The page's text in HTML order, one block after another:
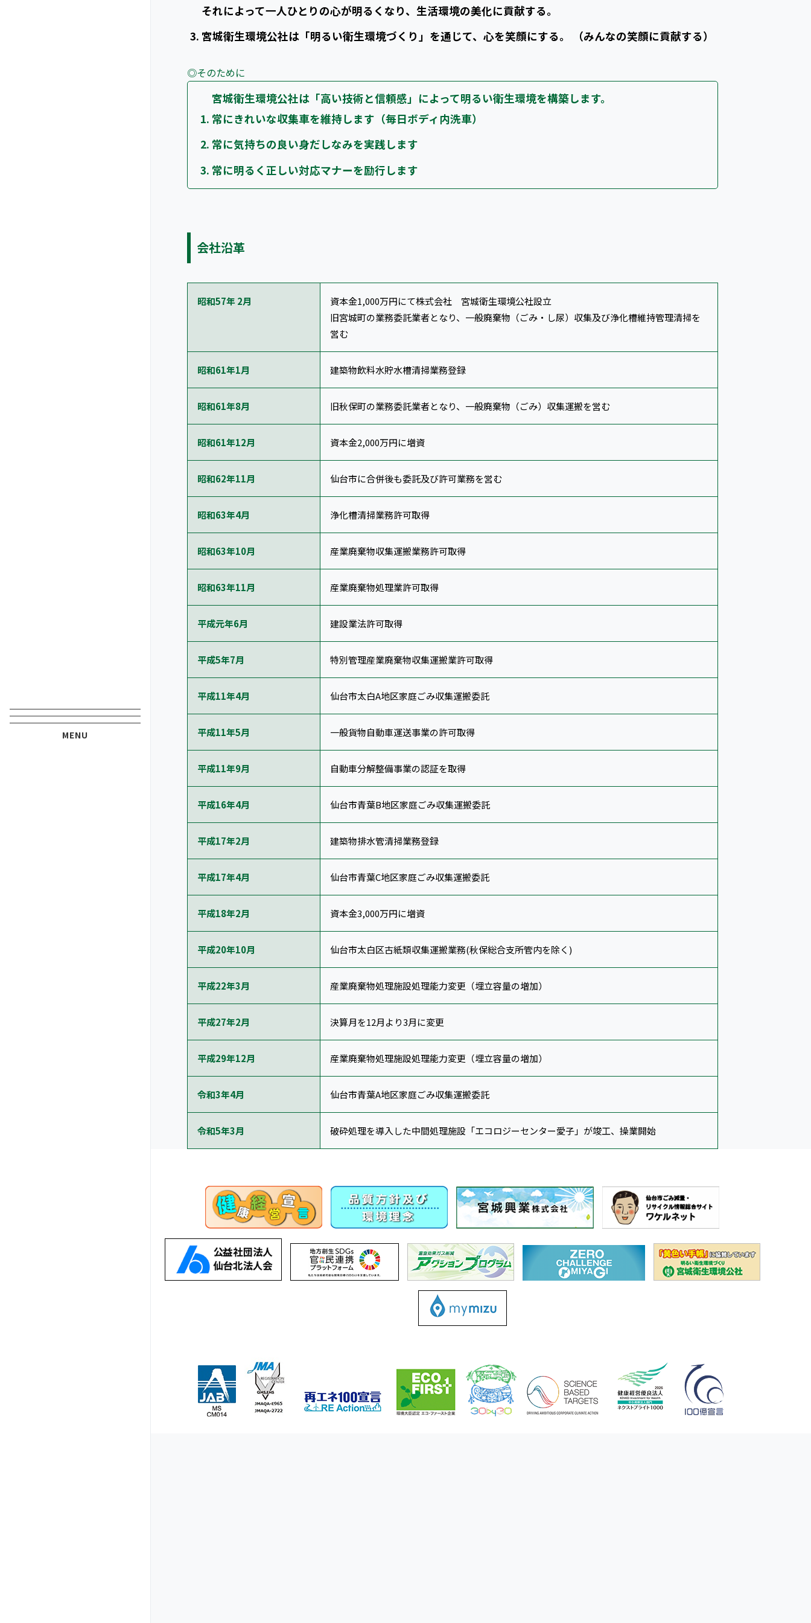
それによって一人ひとりの心が明るくなり、生活環境の美化に貢献する。
宮城衛生環境公社は「明るい衛生環境づくり」を通じて、心を笑顔にする。 （みんなの笑顔に貢献する）
◎そのために
宮城衛生環境公社は「高い技術と信頼感」によって明るい衛生環境を構築します。
常にきれいな収集車を維持します（毎日ボディ内洗車）
常に気持ちの良い身だしなみを実践します
常に明るく正しい対応マナーを励行します
会社沿革
昭和57年 2月
資本金1,000万円にて株式会社 宮城衛生環境公社設立
旧宮城町の業務委託業者となり、一般廃棄物（ごみ・し尿）収集及び浄化槽維持管理清掃を
営む
昭和61年1月 建築物飲料水貯水槽清掃業務登録
昭和61年8月 旧秋保町の業務委託業者となり、一般廃棄物（ごみ）収集運搬を営む
昭和61年12月 資本金2,000万円に増資
昭和62年11月 仙台市に合併後も委託及び許可業務を営む
昭和63年4月 浄化槽清掃業務許可取得
昭和63年10月 産業廃棄物収集運搬業務許可取得
昭和63年11月 産業廃棄物処理業許可取得
平成元年6月 建設業法許可取得
平成5年7月 特別管理産業廃棄物収集運搬業許可取得
平成11年4月 仙台市太白A地区家庭ごみ収集運搬委託
平成11年5月 一般貨物自動車運送事業の許可取得
平成11年9月 自動車分解整備事業の認証を取得
平成16年4月 仙台市青葉B地区家庭ごみ収集運搬委託
平成17年2月 建築物排水管清掃業務登録
平成17年4月 仙台市青葉C地区家庭ごみ収集運搬委託
平成18年2月 資本金3,000万円に増資
平成20年10月 仙台市太白区古紙類収集運搬業務(秋保総合支所管内を除く)
平成22年3月 産業廃棄物処理施設処理能力変更（埋立容量の増加）
平成27年2月 決算月を12月より3月に変更
平成29年12月 産業廃棄物処理施設処理能力変更（埋立容量の増加）
令和3年4月 仙台市青葉A地区家庭ごみ収集運搬委託
令和5年3月 破砕処理を導入した中間処理施設「エコロジーセンター愛子」が竣工、操業開始